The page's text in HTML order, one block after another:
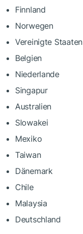
Finnland
Norwegen
Vereinigte Staaten
Belgien
Niederlande
Singapur
Australien
Slowakei
Mexiko
Taiwan
Dänemark
Chile
Malaysia
Deutschland